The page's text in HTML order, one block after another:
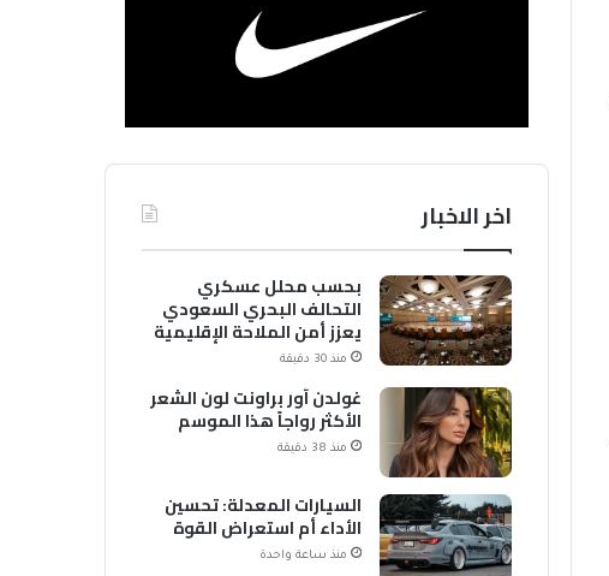
اخر الاخبار
بحسب محلل عسكري
التحالف البحري السعودي
يعزز أمن الملاحة الإقليمية
والدولية
منذ 30 دقيقة
غولدن آور براونت لون الشعر
الأكثر رواجاً هذا الموسم
منذ 38 دقيقة
السيارات المعدلة: تحسين
الأداء أم استعراض القوة
منذ ساعة واحدة